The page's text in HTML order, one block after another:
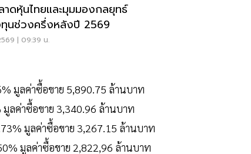
าดหุ้นไทยและมุมมองกลยุทธ์
นช่วงครึ่งหลังปี 2569
| 09:39 น.
มูลค่าซื้อขาย 5,890.75 ล้านบาท
มูลค่าซื้อขาย 3,340.96 ล้านบาท
มูลค่าซื้อขาย 3,267.15 ล้านบาท
มูลค่าซื้อขาย 2,822,96 ล้านบาท